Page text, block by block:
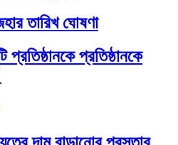
তারিখ ঘোষণা
প্রতিষ্ঠানকে